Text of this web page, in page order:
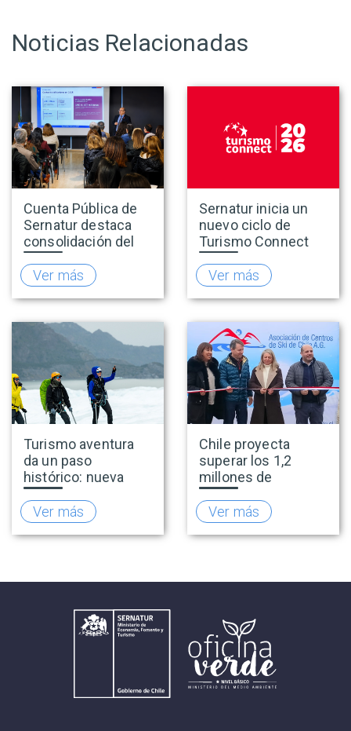
Noticias Relacionadas
Cuenta Pública de
Sernatur destaca
consolidación del
turismo en 2025 y
presenta hoja de
ruta para fortalecer
la competitividad
del sector
Ver más
Sernatur inicia un
nuevo ciclo de
Turismo Connect
para fortalecer la
inteligencia de
mercado de la
industria turística
Ver más
Turismo aventura
da un paso
histórico: nueva
normativa incorpora
el salto bungee y
refuerza
estándares de
Ver más
Chile proyecta
superar los 1,2
millones de
visitantes y
consolidarse como
la capital del
turismo de nieve del
Ver más